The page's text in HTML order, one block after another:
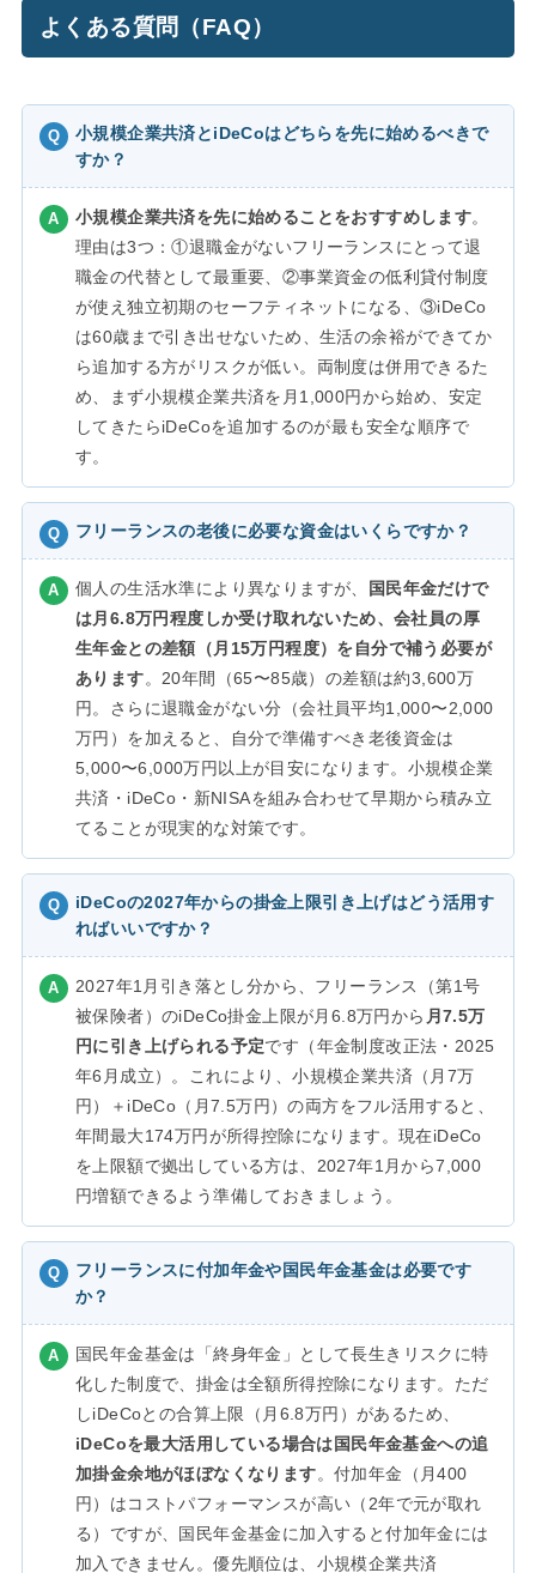
よくある質問（FAQ）
小規模企業共済とiDeCoはどちらを先に始めるべきで
すか？
小規模企業共済を先に始めることをおすすめします。
理由は3つ：①退職金がないフリーランスにとって退
職金の代替として最重要、②事業資金の低利貸付制度
が使え独立初期のセーフティネットになる、③iDeCo
は60歳まで引き出せないため、生活の余裕ができてか
ら追加する方がリスクが低い。両制度は併用できるた
め、まず小規模企業共済を月1,000円から始め、安定
してきたらiDeCoを追加するのが最も安全な順序で
す。
フリーランスの老後に必要な資金はいくらですか？
個人の生活水準により異なりますが、
国民年金だけで
は月6.8万円程度しか受け取れないため、会社員の厚
生年金との差額（月15万円程度）を自分で補う必要が
あります。20年間（65〜85歳）の差額は約3,600万
円。さらに退職金がない分（会社員平均1,000〜2,000
万円）を加えると、自分で準備すべき老後資金は
5,000〜6,000万円以上が目安になります。小規模企業
共済・iDeCo・新NISAを組み合わせて早期から積み立
てることが現実的な対策です。
iDeCoの2027年からの掛金上限引き上げはどう活用す
ればいいですか？
2027年1月引き落とし分から、フリーランス（第1号
被保険者）のiDeCo掛金上限が月6.8万円から 月7.5万
円に引き上げられる予定です（年金制度改正法・2025
年6月成立）。これにより、小規模企業共済（月7万
円）＋iDeCo（月7.5万円）の両方をフル活用すると、
年間最大174万円が所得控除になります。現在iDeCo
を上限額で拠出している方は、2027年1月から7,000
円増額できるよう準備しておきましょう。
フリーランスに付加年金や国民年金基金は必要です
か？
国民年金基金は「終身年金」として長生きリスクに特
化した制度で、掛金は全額所得控除になります。ただ
しiDeCoとの合算上限（月6.8万円）があるため、
iDeCoを最大活用している場合は国民年金基金への追
加掛金余地がほぼなくなります。付加年金（月400
円）はコストパフォーマンスが高い（2年で元が取れ
る）ですが、国民年金基金に加入すると付加年金には
加入できません。優先順位は、小規模企業共済